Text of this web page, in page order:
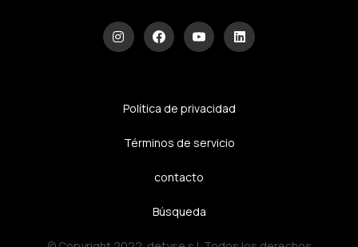
Política de privacidad
Términos de servicio
contacto
Búsqueda